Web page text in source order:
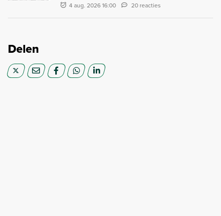
4 aug. 2026 16:00 20 reacties
Delen